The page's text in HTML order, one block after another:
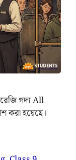
গদ্য All
হয়েছে।